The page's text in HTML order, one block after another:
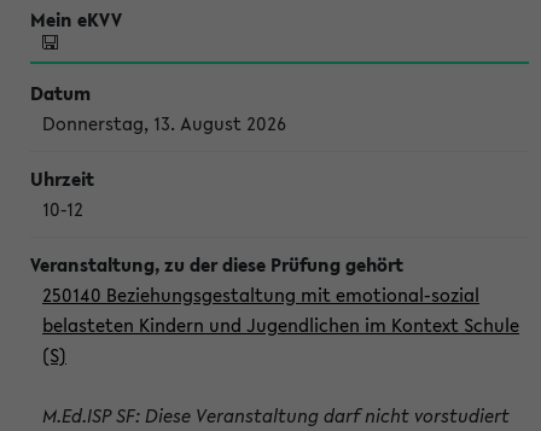
Donnerstag, 13. August 2026
10-12
250140 Beziehungsgestaltung mit emotional-sozial
belasteten Kindern und Jugendlichen im Kontext Schule
(S)
M.Ed.ISP SF: Diese Veranstaltung darf nicht vorstudiert